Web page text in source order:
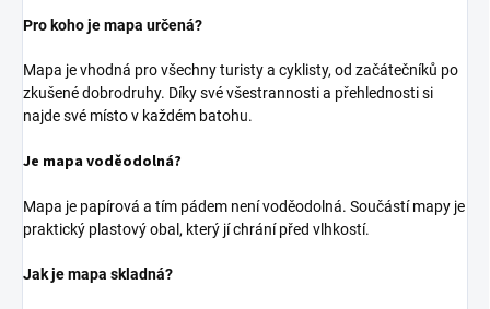
Pro koho je mapa určená?
Mapa je vhodná pro všechny turisty a cyklisty, od začátečníků po
zkušené dobrodruhy. Díky své všestrannosti a přehlednosti si
najde své místo v každém batohu.
Je mapa voděodolná?
Mapa je papírová a tím pádem není voděodolná. Součástí mapy je
praktický plastový obal, který jí chrání před vlhkostí.
Jak je mapa skladná?